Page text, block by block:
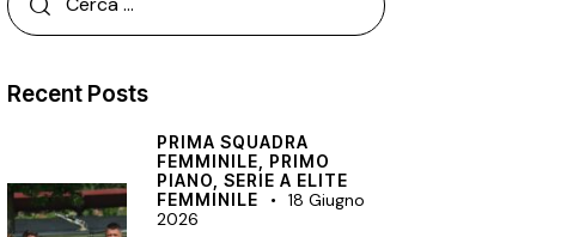
Recent Posts
PRIMA SQUADRA
FEMMINILE, PRIMO
PIANO,SERIE A ELITE
FEMMINILE
18 Giugno
2026